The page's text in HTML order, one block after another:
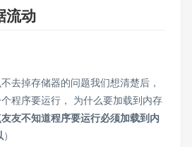
流动
掉存储器的问题我们想清楚后，
程序要运行， 为什么要加载到内存
友不知道程序要运行必须加载到内
）